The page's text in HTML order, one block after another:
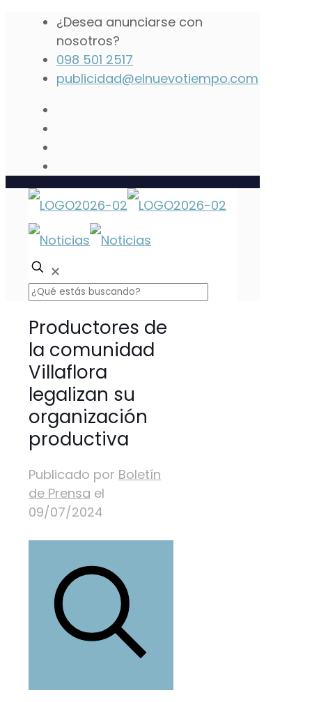
¿Desea anunciarse con
nosotros?
098 501 2517
publicidad@elnuevotiempo.com
✕
Productores de
la comunidad
Villaflora
legalizan su
organización
productiva
Publicado por Boletín
de Prensa el
09/07/2024